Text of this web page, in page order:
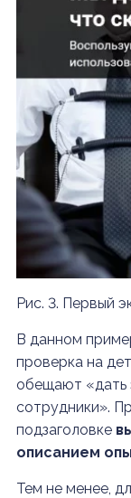
Рис. 3. Первый
В данном
проверка на
обещают «дать
сотрудники».
подзаголовке
описанием
Тем не менее,